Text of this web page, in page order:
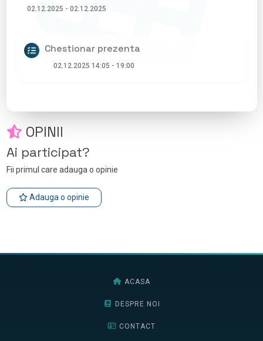
02.12.2025 - 02.12.2025
Chestionar prezenta
02.12.2025 14:05 - 19:00
OPINII
Ai participat?
Fii primul care adauga o opinie
Adauga o opinie
ACASA
DESPRE NOI
CONTACT